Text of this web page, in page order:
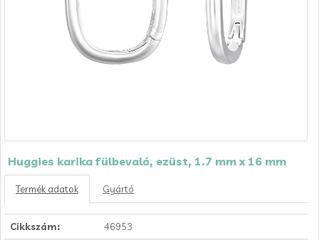
Huggies karika fülbevaló, ezüst, 1.7 mm x 16 mm
Termék adatok Gyártó
Cikkszám: 46953